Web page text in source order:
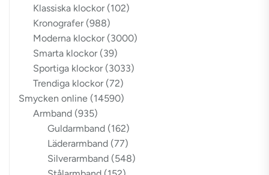
Klassiska klockor (102)
Kronografer (988)
Moderna klockor (3000)
Smarta klockor (39)
Sportiga klockor (3033)
Trendiga klockor (72)
Smycken online (14590)
Armband (935)
Guldarmband (162)
Läderarmband (77)
Silverarmband (548)